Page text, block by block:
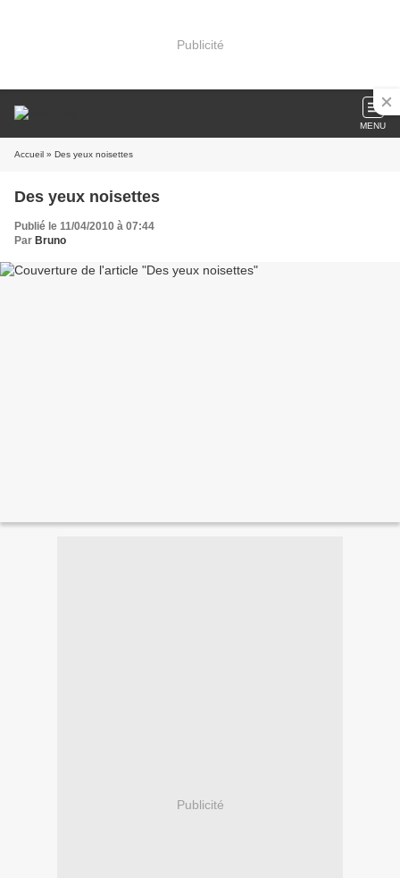
Publicité
MENU
Accueil » Des yeux noisettes
Des yeux noisettes
Publié le 11/04/2010 à 07:44
Par Bruno
Publicité